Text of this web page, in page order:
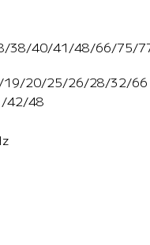
38/40/41/48/66/75/
20/25/26/28/32/
42/48